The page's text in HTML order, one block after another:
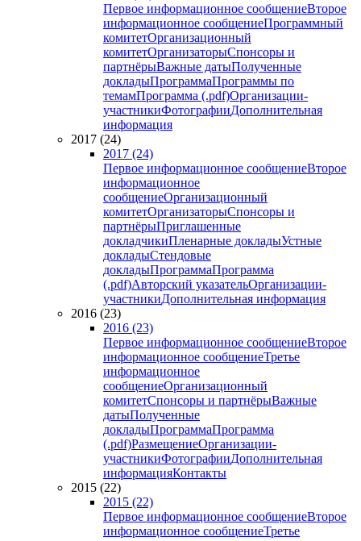
Первое информационное сообщениеВторое
информационное сообщениеПрограммный
комитетОрганизационный
комитетОрганизаторыСпонсоры и
партнёрыВажные датыПолученные
докладыПрограммаПрограммы по
темамПрограмма (.pdf)Организации-
участникиФотографииДополнительная
информация
2017 (24)
2017 (24)
Первое информационное сообщениеВторое
информационное
сообщениеОрганизационный
комитетОрганизаторыСпонсоры и
партнёрыПриглашенные
докладчикиПленарные докладыУстные
докладыСтендовые
докладыПрограммаПрограмма
(.pdf)Авторский указательОрганизации-
участникиДополнительная информация
2016 (23)
2016 (23)
Первое информационное сообщениеВторое
информационное сообщениеТретье
информационное
сообщениеОрганизационный
комитетСпонсоры и партнёрыВажные
датыПолученные
докладыПрограммаПрограмма
(.pdf)РазмещениеОрганизации-
участникиФотографииДополнительная
информацияКонтакты
2015 (22)
2015 (22)
Первое информационное сообщениеВторое
информационное сообщениеТретье